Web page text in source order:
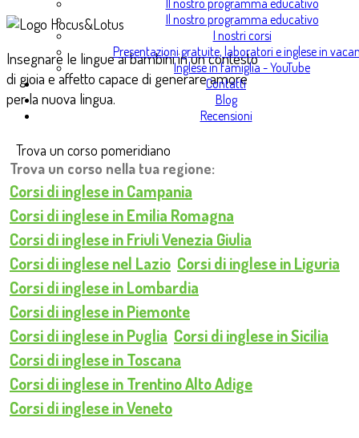
Il nostro programma educativo
Il nostro programma educativo
I nostri corsi
Presentazioni gratuite, laboratori e inglese in
Inglese in famiglia - YouTube
Contatti
Blog
Recensioni
Insegnare le lingue ai bambini in un contesto
di gioia e affetto capace di generare amore
per la nuova lingua.
Trova un corso pomeridiano
Trova un corso nella tua regione:
Corsi di inglese in Campania
Corsi di inglese in Emilia Romagna
Corsi di inglese in Friuli Venezia Giulia
Corsi di inglese nel Lazio Corsi di inglese in Liguria
Corsi di inglese in Lombardia
Corsi di inglese in Piemonte
Corsi di inglese in Puglia Corsi di inglese in Sicilia
Corsi di inglese in Toscana
Corsi di inglese in Trentino Alto Adige
Corsi di inglese in Veneto